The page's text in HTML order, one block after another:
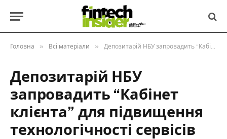
Головна » Всі матеріали » Депозитарій НБУ запровадить “Кабінет клієнта” для підвищення технологічності сервісів
Депозитарій НБУ
запровадить “Кабінет
клієнта” для підвищення
технологічності сервісів